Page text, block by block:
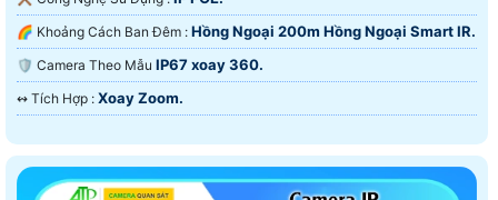
🌈 Khoảng Cách Ban Đêm : Hồng Ngoại 200m Hồng Ngoại Smart IR.
🛡 Camera Theo Mẫu IP67 xoay 360.
️↭ Tích Hợp : Xoay Zoom.